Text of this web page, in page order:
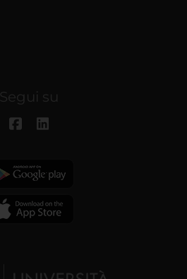
Segui su